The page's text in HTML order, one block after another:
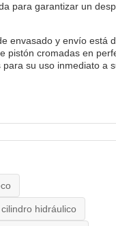
para garantizar un
envasado y envío está
pistón cromadas en
su uso inmediato a
hidráulico